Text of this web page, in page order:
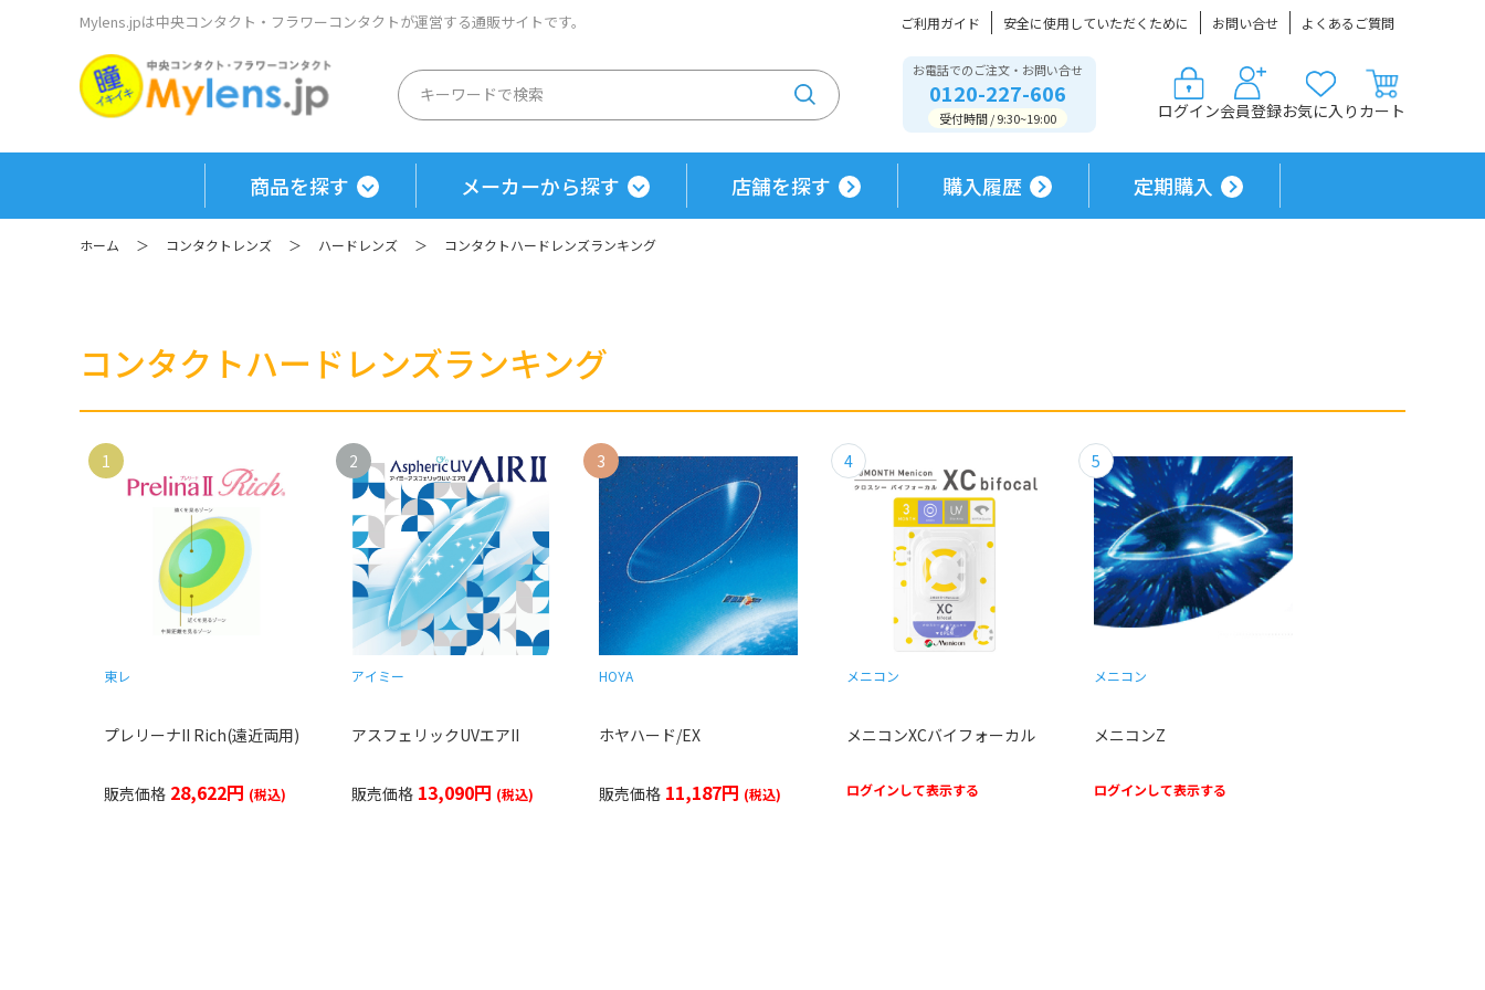
Mylens.jpは中央コンタクト・フラワーコンタクトが運営する通販サイトです。 ご利用ガイド 安全に使用していただくために お問い合せ よくあるご質問
お電話でのご注文・お問い合せ
0120-227-606
受付時間 / 9:30~19:00 ログイン会員登録お気に入り カート
商品を探す メーカーから探す 店舗を探す 購入履歴 定期購入
ホーム ＞ コンタクトレンズ ＞ ハードレンズ ＞ コンタクトハードレンズランキング
コンタクトハードレンズランキング
1
プレリーナII Rich(遠近両用)
東レ
28,622円
2
アスフェリックUVエアII
アイミー
13,090円
3
ホヤハード/EX
HOYA
11,187円
4
メニコンXCバイフォーカル
メニコン
ログインして表示する
5
メニコンZ
メニコン
ログインして表示する